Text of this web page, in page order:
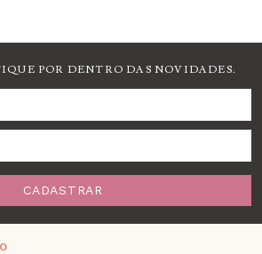
POR DENTRO DAS NOVIDADES.
CADASTRAR